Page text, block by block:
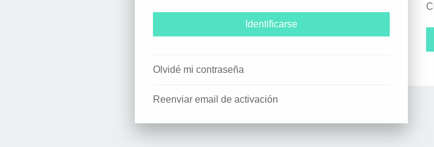
Olvidé mi contraseña
Reenviar email de activación